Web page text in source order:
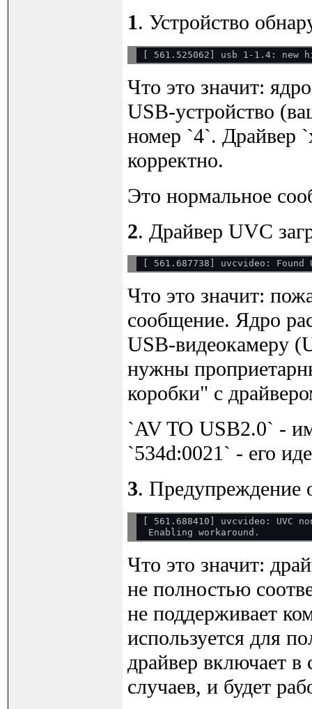
1. Устройство
Что это значит:
USB-устройство
номер `4`. Драйвер
корректно.
Это нормальное
2. Драйвер UVC
Что это значит:
сообщение. Ядро
USB-видеокамеру
нужны
коробки" с
`AV TO USB2.0` -
`534d:0021` - его
3. Предупреждение
[ 561.688410] uvcvideo: UVC
Что это значит:
не полностью
не поддерживает
используется для
драйвер включает в
случаев, и будет